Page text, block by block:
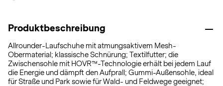
Produktbeschreibung
Allrounder-Laufschuhe mit atmungsaktivem Mesh-
Obermaterial; klassische Schnürung; Textilfutter; die
Zwischensohle mit HOVR™-Technologie erhält bei jedem Lauf
die Energie und dämpft den Aufprall; Gummi-Außensohle, ideal
für Straße und Park sowie für Wald- und Feldwege geeignet;